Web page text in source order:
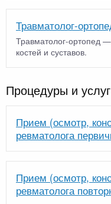
Травматолог-
Травматолог-ортопед
костей и суставов.
Процедуры и
Прием (осмотр,
ревматолога
Прием (осмотр,
ревматолога